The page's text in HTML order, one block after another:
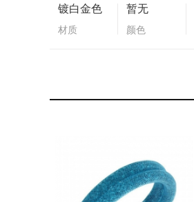
镀白金色
材质
暂无
颜色